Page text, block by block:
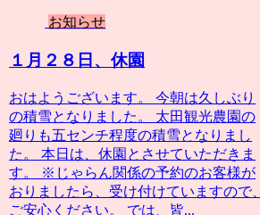
お知らせ
１月２８日、休園
おはようございます。 今朝は久しぶり
の積雪となりました。 太田観光農園の
廻りも五センチ程度の積雪となりまし
た。 本日は、休園とさせていただきま
す。 ※じゃらん関係の予約のお客様が
おりましたら、受け付けていますので、
ご安心ください。 では、皆...